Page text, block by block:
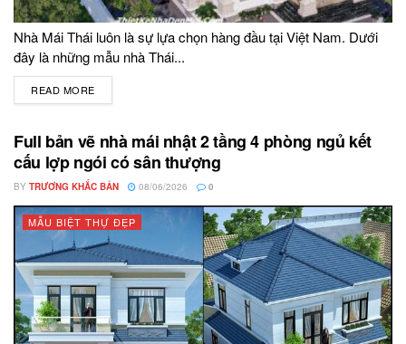
Nhà Mái Thái luôn là sự lựa chọn hàng đầu tại Việt Nam. Dưới
đây là những mẫu nhà Thái...
READ MORE
Full bản vẽ nhà mái nhật 2 tầng 4 phòng ngủ kết
cấu lợp ngói có sân thượng
BY TRƯƠNG KHẮC BẢN 08/06/2026 0
MẪU BIỆT THỰ ĐẸP